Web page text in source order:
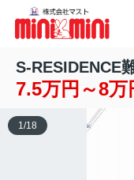
S-RESIDENCE
7.5万円～8万
1 /18